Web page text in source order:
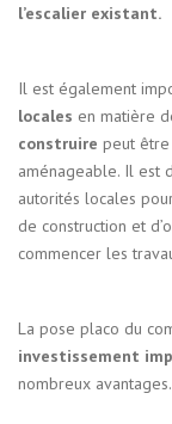
l’escalier existant.
Il est également
locales en matière
construire peut être
aménageable. Il est
autorités locales
de construction et
commencer les
La pose placo du
investissement
nombreux avantages.